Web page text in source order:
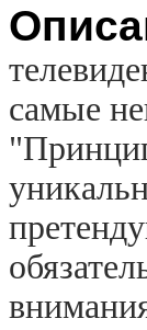
самые